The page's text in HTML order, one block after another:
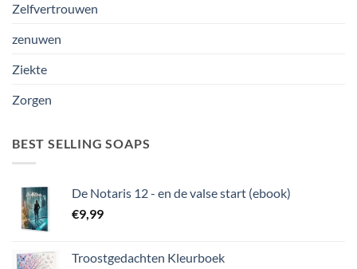
Zelfvertrouwen
zenuwen
Ziekte
Zorgen
BEST SELLING SOAPS
De Notaris 12 - en de valse start (ebook)
€9,99
Troostgedachten Kleurboek